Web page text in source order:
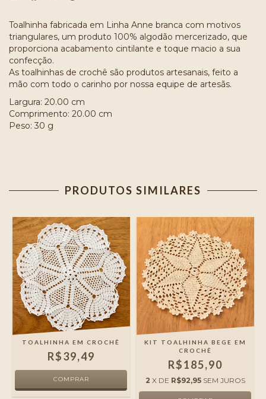
Toalhinha fabricada em Linha Anne branca com motivos
triangulares, um produto 100% algodão mercerizado, que
proporciona acabamento cintilante e toque macio a sua
confecção.
As toalhinhas de crochê são produtos artesanais, feito a
mão com todo o carinho por nossa equipe de artesãs.
Largura: 20.00 cm
Comprimento: 20.00 cm
Peso: 30 g
PRODUTOS SIMILARES
TOALHINHA EM CROCHÊ
R$39,49
KIT TOALHINHA BEGE EM
CROCHÊ
R$185,90
2 X DE R$92,95 SEM JUROS